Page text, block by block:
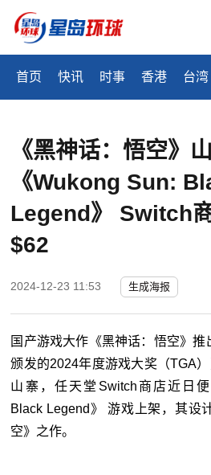
首页 快讯 时事 香港 台湾
《黑神话：悟空》
《Wukong Sun:
Legend》 Switch
$62
2024-12-23 11:53 生成海报
国产游戏大作《黑神话：悟空》
颁发的2024年度游戏大奖（TGA
山寨，任天堂Switch商店近日
Black Legend》 游戏上架，其设
空》之作。